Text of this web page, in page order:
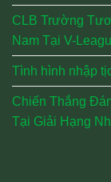
CLB Trường
Nam Tại V-
Tình hình nhập
Chiến Thắng
Tại Giải Hạng